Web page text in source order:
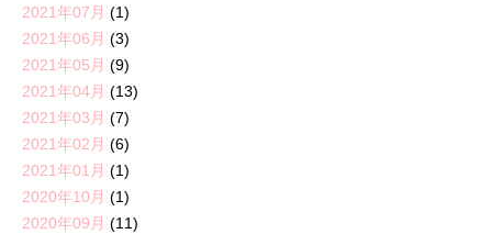
2021年07月 (1)
2021年06月 (3)
2021年05月 (9)
2021年04月 (13)
2021年03月 (7)
2021年02月 (6)
2021年01月 (1)
2020年10月 (1)
2020年09月 (11)